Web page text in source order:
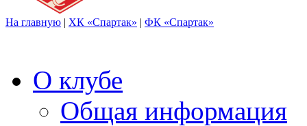
На главную | ХК «Спартак» | ФК «Спартак»
О клубе
Общая информация